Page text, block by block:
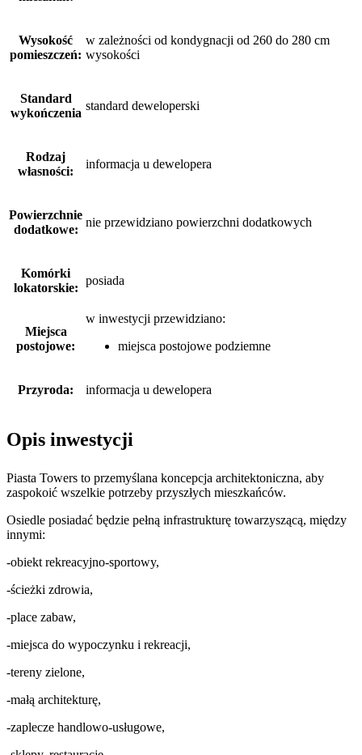
Wysokość
pomieszczeń:
w zależności od kondygnacji od 260 do 280 cm
wysokości
Standard
wykończenia
standard deweloperski
Rodzaj
własności:
informacja u dewelopera
Powierzchnie
dodatkowe:
nie przewidziano powierzchni dodatkowych
Komórki
lokatorskie:
posiada
Miejsca
postojowe:
w inwestycji przewidziano:
miejsca postojowe podziemne
Przyroda: informacja u dewelopera
Opis inwestycji
Piasta Towers to przemyślana koncepcja architektoniczna, aby
zaspokoić wszelkie potrzeby przyszłych mieszkańców.
Osiedle posiadać będzie pełną infrastrukturę towarzyszącą, między
innymi:
-obiekt rekreacyjno-sportowy,
-ścieżki zdrowia,
-place zabaw,
-miejsca do wypoczynku i rekreacji,
-tereny zielone,
-małą architekturę,
-zaplecze handlowo-usługowe,